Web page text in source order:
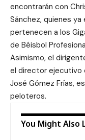
encontrarán con
Sánchez, quienes
pertenecen a los
de Béisbol
Asimismo, el
el director ejecutivo
José Gómez Frías,
peloteros.
You Might Also